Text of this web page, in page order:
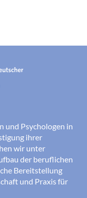
und Psychologen in
ihrer
wir unter
der beruflichen
Bereitstellung
und Praxis für